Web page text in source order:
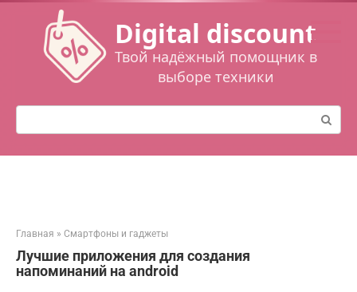
Перейти
контенту
Digital discount
Твой надёжный помощник в
выборе техники
Поиск:
Главная » Смартфоны и гаджеты
Лучшие приложения для создания
напоминаний на android